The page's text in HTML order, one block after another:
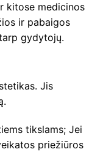
kitose medicinos
ir pabaigos
gydytojų.
Jis
tikslams; Jei
priežiūros